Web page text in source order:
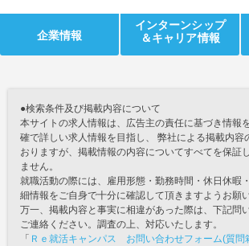
企業情報
インターンシップ
＆キャリア情報
●検索条件及び掲載内容について
本サイトの求人情報は、広告主の責任に基づき情報
確で詳しい求人情報を目指し、 弊社による掲載内容
おりますが、掲載情報の内容についてすべてを保証
ません。
就職活動の際には、雇用形態・勤務時間・休日休暇
細情報をご自身で十分に確認して頂きますようお願
万一、掲載内容と事実に相違があった際は、下記問
ご連絡ください。調査の上、対応いたします。
「 Ｒｅ就活キャンパス お問い合わせフォーム(質問